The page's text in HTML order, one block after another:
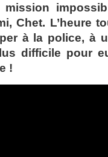
Chet. L’heure
à la police, à
difficile pour
!